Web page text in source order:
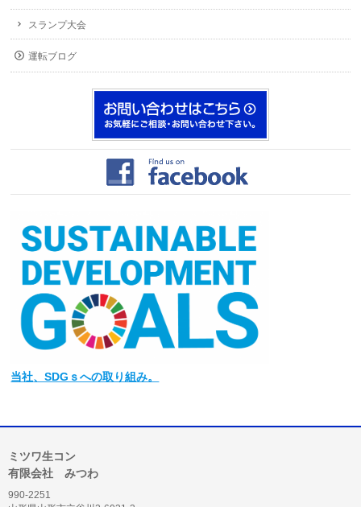
スランプ大会
運転ブログ
当社、SDGｓへの取り組み。
ミツワ生コン
有限会社 みつわ
990-2251